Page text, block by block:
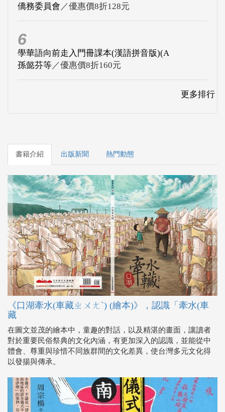
僑務委員會 ／優惠價8折128元
6
學華語向前走入門冊課本(漢語拼音版)(A
孫懿芬等／優惠價8折160元
更多排行
書籍介紹 出版新聞 熱門動態
《口湖牽水(車藏ㄓㄨㄤˋ) (繪本)》，認識「牽水(車
藏
在圖文並茂的繪本中，童趣的對話，以及精湛的畫面，讓讀者
對於重要民俗祭典的文化內涵，有更加深入的認識，並能從中
體會、尊重與珍惜不同族群間的文化差異，使台灣多元文化得
以發揚與傳承。